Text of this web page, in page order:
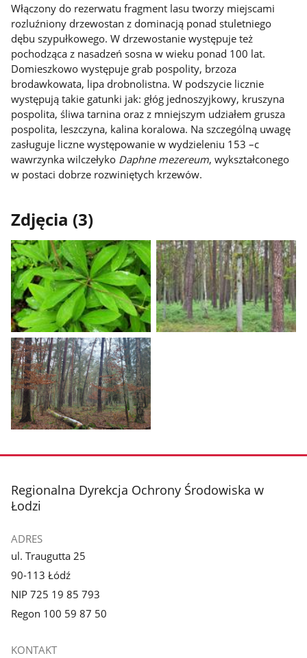
Włączony do rezerwatu fragment lasu tworzy miejscami
rozluźniony drzewostan z dominacją ponad stuletniego
dębu szypułkowego. W drzewostanie występuje też
pochodząca z nasadzeń sosna w wieku ponad 100 lat.
Domieszkowo występuje grab pospolity, brzoza
brodawkowata, lipa drobnolistna. W podszycie licznie
występują takie gatunki jak: głóg jednoszyjkowy, kruszyna
pospolita, śliwa tarnina oraz z mniejszym udziałem grusza
pospolita, leszczyna, kalina koralowa. Na szczególną uwagę
zasługuje liczne występowanie w wydzieleniu 153 –c
wawrzynka wilczełyko Daphne mezereum, wykształconego
w postaci dobrze rozwiniętych krzewów.
Zdjęcia (3)
Pokaż
zdjęcie
1
z
galerii.
zdjęcie
galerii.
stopka
Regionalna Dyrekcja Ochrony Środowiska w
Łodzi
ADRES
ul. Traugutta 25
90-113 Łódź
NIP 725 19 85 793
Regon 100 59 87 50
KONTAKT